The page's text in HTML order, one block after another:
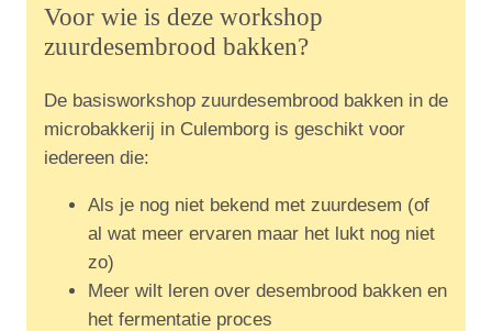
Voor wie is deze workshop
zuurdesembrood bakken?
De basisworkshop zuurdesembrood bakken in de
microbakkerij in Culemborg is geschikt voor
iedereen die:
Als je nog niet bekend met zuurdesem (of
al wat meer ervaren maar het lukt nog niet
zo)
Meer wilt leren over desembrood bakken en
het fermentatie proces